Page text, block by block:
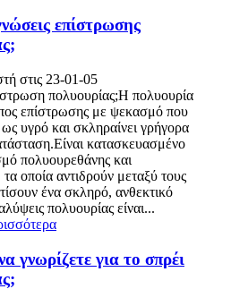
επίστρωσης
στις 23-01-05
πολυουρίας;Η πολυουρία
επίστρωσης με ψεκασμό που
υγρό και σκληραίνει γρήγορα
κατασκευασμένο
πολυουρεθάνης και
οποία αντιδρούν μεταξύ τους
ένα σκληρό, ανθεκτικό
πολυουρίας είναι...
γνωρίζετε για το σπρέι